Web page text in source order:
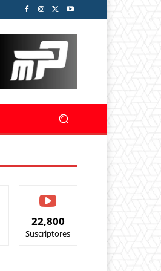
22,800
Suscriptores